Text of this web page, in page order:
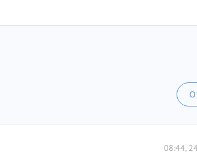
08:44,